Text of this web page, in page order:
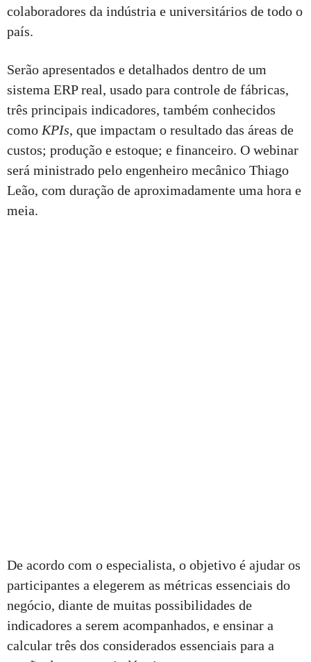
colaboradores da indústria e universitários de todo o
país.
Serão apresentados e detalhados dentro de um
sistema ERP real, usado para controle de fábricas,
três principais indicadores, também conhecidos
como KPIs, que impactam o resultado das áreas de
custos; produção e estoque; e financeiro. O webinar
será ministrado pelo engenheiro mecânico Thiago
Leão, com duração de aproximadamente uma hora e
meia.
De acordo com o especialista, o objetivo é ajudar os
participantes a elegerem as métricas essenciais do
negócio, diante de muitas possibilidades de
indicadores a serem acompanhados, e ensinar a
calcular três dos considerados essenciais para a